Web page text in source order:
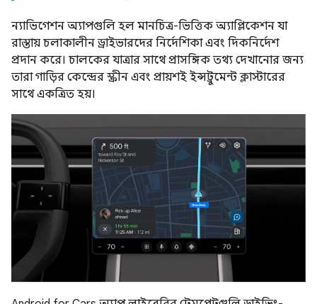
ন্যাভিগেশন অ্যাপগুলি হল মানচিত্র-ভিত্তিক অ্যাপ্লিকেশন যা
রাস্তায় চলাকালীন ড্রাইভারদের নির্দেশিকা এবং দিকনির্দেশ
প্রদান করে। চালকের যাত্রার সাথে প্রাসঙ্গিক তথ্য দেখানোর জন্য
তারা গাড়ির কেন্দ্রের স্ক্রীন এবং প্রায়শই ইন্সট্রুমেন্ট ক্লাস্টারের
সাথে একত্রিত হয়।